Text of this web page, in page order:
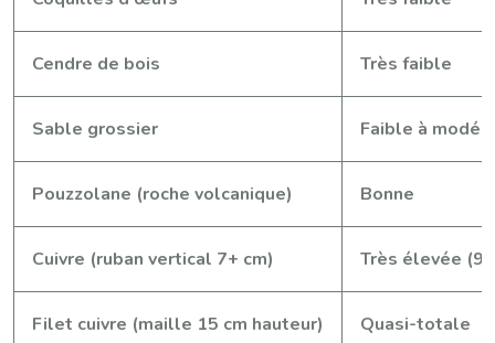
Cendre de bois Très faible
Sable grossier Faible à
Pouzzolane (roche volcanique) Bonne
Cuivre (ruban vertical 7+ cm) Très élevée
Filet cuivre (maille 15 cm hauteur) Quasi-totale